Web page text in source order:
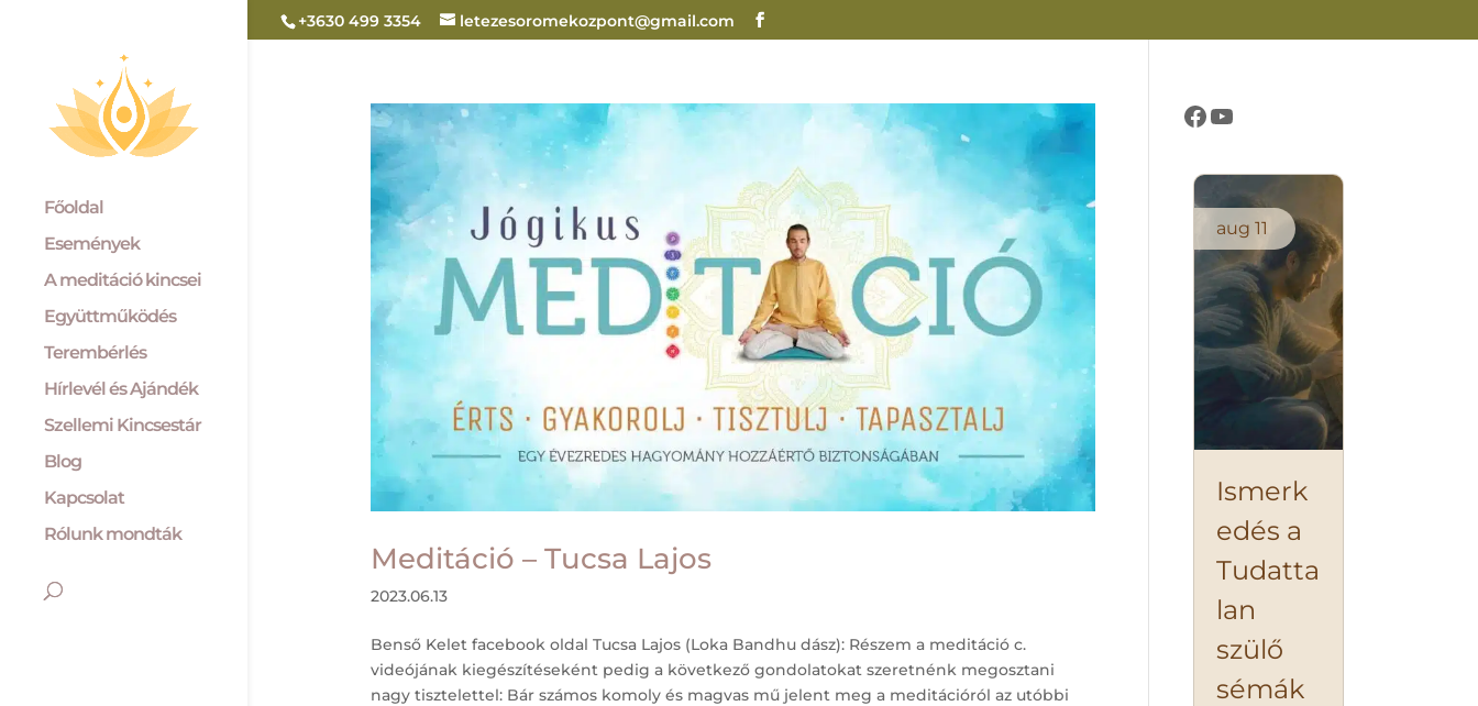
+3630 499 3354 letezesoromekozpont@gmail.com
Főoldal
Események
A meditáció kincsei
Együttműködés
Terembérlés
Hírlevél és Ajándék
Szellemi Kincsestár
Blog
Kapcsolat
Rólunk mondták
Meditáció – Tucsa Lajos
2023.06.13
Benső Kelet facebook oldal Tucsa Lajos (Loka Bandhu dász): Részem a meditáció c.
videójának kiegészítéseként pedig a következő gondolatokat szeretnénk megosztani
nagy tisztelettel: Bár számos komoly és magvas mű jelent meg a meditációról az utóbbi
Létezés Öröme Központ oldala
Létezés Öröme Központ csatornája
aug 11
Ismerk
edés a
Tudatta
lan
szülő
sémák